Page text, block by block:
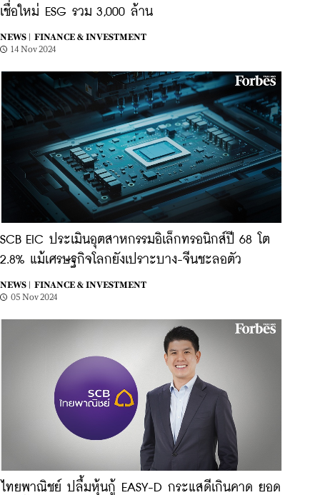
เชื่อใหม่ ESG รวม 3,000 ล้าน
NEWS |
FINANCE & INVESTMENT
14 Nov 2024
SCB EIC ประเมินอุตสาหกรรมอิเล็กทรอนิกส์ปี 68 โต
2.8% แม้เศรษฐกิจโลกยังเปราะบาง-จีนชะลอตัว
NEWS |
FINANCE & INVESTMENT
05 Nov 2024
ไทยพาณิชย์ ปลื้มหุ้นกู้ EASY-D กระแสดีเกินคาด ยอด